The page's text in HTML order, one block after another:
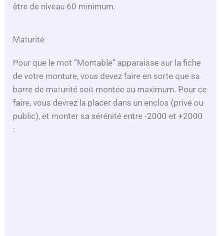
être de niveau 60 minimum.
Maturité
Pour que le mot “Montable” apparaisse sur la fiche
de votre monture, vous devez faire en sorte que sa
barre de maturité soit montée au maximum. Pour ce
faire, vous devrez la placer dans un enclos (privé ou
public), et monter sa sérénité entre -2000 et +2000
: